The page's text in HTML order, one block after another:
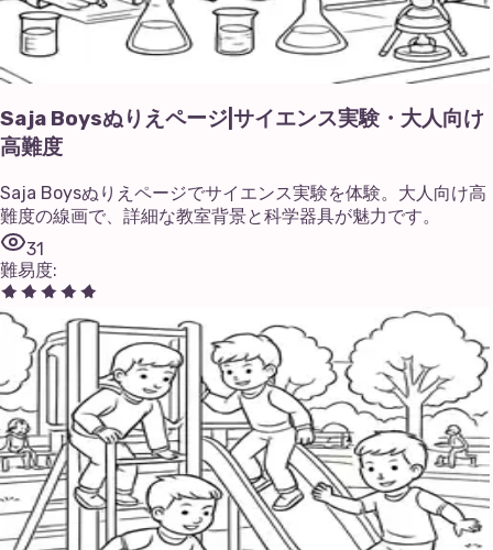
Saja Boysぬりえページ|サイエンス実験・大人向け
高難度
Saja Boysぬりえページでサイエンス実験を体験。大人向け高
難度の線画で、詳細な教室背景と科学器具が魅力です。
31
難易度: